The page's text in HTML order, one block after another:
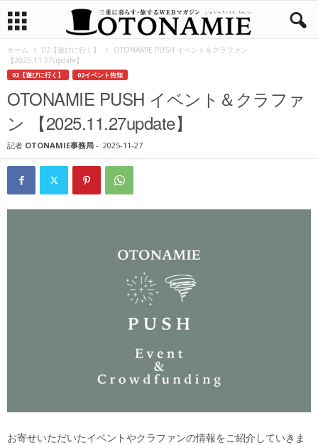
ホーム 02【遊びに行く】
OTONAMIE PUSH イベント＆クラファン
【2025.11.27update】
02【遊びに行く】 02イベント告知
OTONAMIE PUSH イベント＆クラファ
ン 【2025.11.27update】
記者 OTONAMIE事務局 - 2025-11-27
お寄せいただいたイベントやクラファンの情報をご紹介していきま